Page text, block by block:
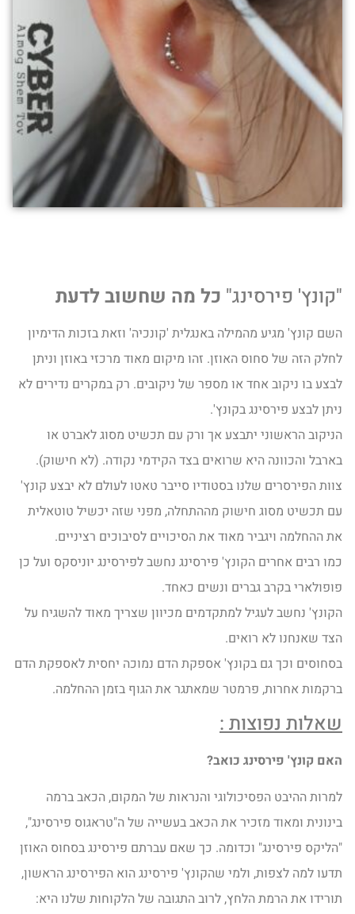
"קונץ' פירסינג"כל מה שחשוב לדעת
השם קונץ' מגיע מהמילה באנגלית 'קונכיה' וזאת בזכות הדימיון
לחלק הזה של סחוס האוזן. זהו מיקום מאוד מרכזי באוזן וניתן
לבצע בו ניקוב אחד או מספר של ניקובים. רק במקרים נדירים לא
ניתן לבצע פירסינג בקונץ'.
הניקוב הראשוני יתבצע אך ורק עם תכשיט מסוג לאברט או
בארבל והכוונה היא שרואים בצד הקידמי נקודה. (לא חישוק).
צוות הפירסרים שלנו בסטודיו סייבר טאטו לעולם לא יבצע קונץ'
עם תכשיט מסוג חישוק מההתחלה, מפני שזה יכשיל טוטאלית
את ההחלמה ויגביר מאוד את הסיכויים לסיבוכים רציניים.
כמו רבים אחרים הקונץ' פירסינג נחשב לפירסינג יוניסקס ועל כן
פופולארי בקרב גברים ונשים כאחד.
הקונץ' נחשב לעגיל למתקדמים מכיוון שצריך מאוד להשגיח על
הצד שאנחנו לא רואים.
בסחוסים וכך גם בקונץ' אספקת הדם נמוכה יחסית לאספקת הדם
ברקמות אחרות, פרמטר שמאתגר את הגוף בזמן ההחלמה.
שאלות נפוצות :
האם קונץ' פירסינג כואב?
למרות ההיבט הפסיכולוגי והנראות של המקום, הכאב ברמה
בינונית ומאוד מזכיר את הכאב בעשייה של ה"טראגוס פירסינג",
"הליקס פירסינג" וכדומה. כך שאם עברתם פירסינג בסחוס האוזן
תדעו למה לצפות, ולמי שהקונץ' פירסינג הוא הפירסינג הראשון,
תורידו את הרמת הלחץ, לרוב התגובה של הלקוחות שלנו היא: